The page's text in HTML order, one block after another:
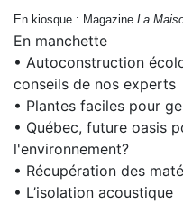
En kiosque : Magazine La
En manchette
• Autoconstruction
conseils de nos experts
• Plantes faciles pour
• Québec, future oasis
l'environnement?
• Récupération des
• L’isolation acoustique